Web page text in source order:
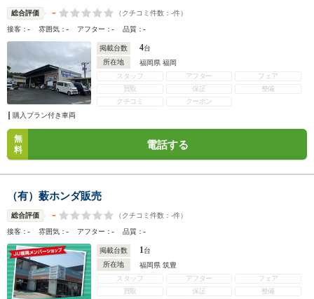
総合評価 - （クチコミ件数： -件）
接客：- 雰囲気：- アフター：- 品質：-
掲載台数 4台
所在地
福岡県 福岡
スタッフ
アフター
フェア
買取
保証
整備
クチコミ
クーポン
購入プラン付き車両
無
料
電話する
（有）薮ホンダ販売
総合評価 - （クチコミ件数： -件）
接客：- 雰囲気：- アフター：- 品質：-
掲載台数 1台
所在地
福岡県 筑豊
スタッフ
アフター
フェア
買取
保証
整備